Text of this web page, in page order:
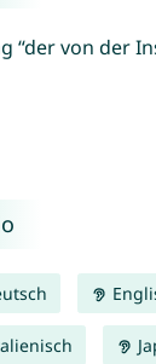
“der von der